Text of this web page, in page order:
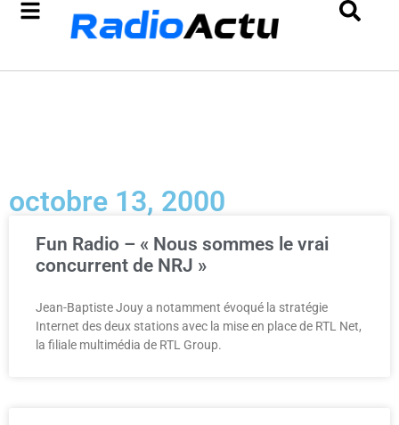
octobre 13, 2000
Fun Radio – « Nous sommes le vrai
concurrent de NRJ »
Jean-Baptiste Jouy a notamment évoqué la stratégie
Internet des deux stations avec la mise en place de RTL Net,
la filiale multimédia de RTL Group.